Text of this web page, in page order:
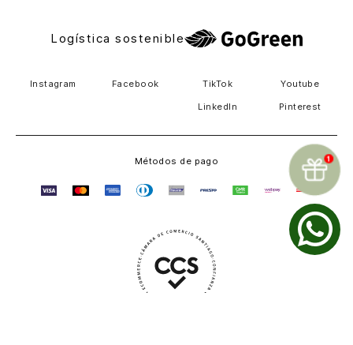
Logística sostenible
Instagram Facebook TikTok Youtube
LinkedIn Pinterest
Métodos de pago